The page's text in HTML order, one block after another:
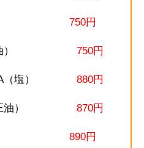
油 750円
（正油） 750円
（塩） 880円
（正油） 870円
老 890円